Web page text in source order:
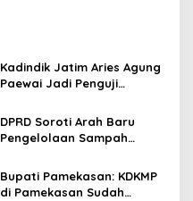
Kadindik Jatim Aries Agung
Paewai Jadi Penguji
Tingkat II 2026, Tekankan
Inovasi Berdampak bagi
Masyarakat
DPRD Soroti Arah Baru
Pengelolaan Sampah
TPA Benowo
Bupati Pamekasan: KDKMP
di Pamekasan Sudah